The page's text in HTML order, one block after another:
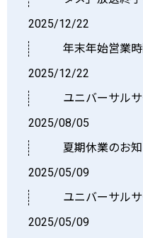
2025/12/22
年末年始営業
2025/12/22
ユニバーサル
2025/08/05
夏期休業のお
2025/05/09
ユニバーサル
2025/05/09